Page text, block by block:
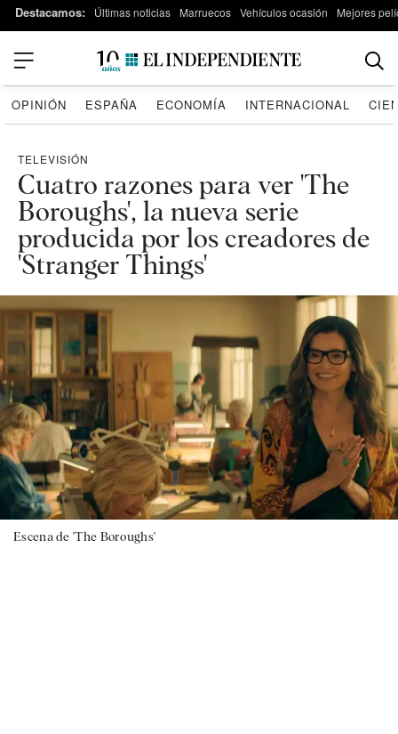
Destacamos: Últimas noticias Marruecos Vehículos ocasión Mejores
OPINIÓN ESPAÑA ECONOMÍA INTERNACIONAL
TELEVISIÓN
Cuatro razones para ver 'The
Boroughs', la nueva serie
producida por los creadores de
'Stranger Things'
Escena de 'The Boroughs'